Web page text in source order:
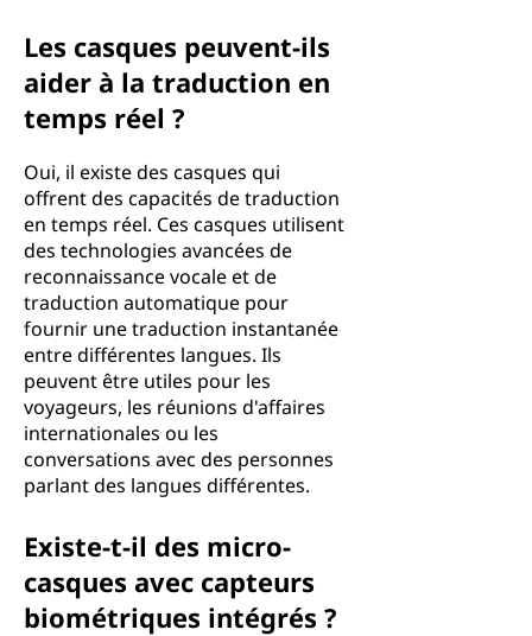
Les casques peuvent-ils
aider à la traduction en
temps réel ?
Oui, il existe des casques qui
offrent des capacités de traduction
en temps réel. Ces casques utilisent
des technologies avancées de
reconnaissance vocale et de
traduction automatique pour
fournir une traduction instantanée
entre différentes langues. Ils
peuvent être utiles pour les
voyageurs, les réunions d'affaires
internationales ou les
conversations avec des personnes
parlant des langues différentes.
Existe-t-il des micro-
casques avec capteurs
biométriques intégrés ?